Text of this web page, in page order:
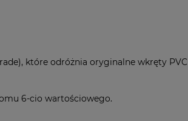
które odróżnia oryginalne wkręty PVC
6-cio wartościowego.